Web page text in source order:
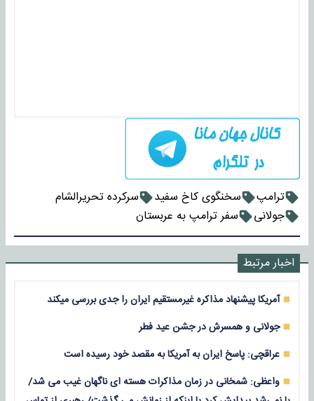
ترامپ سخنگوی کاخ سفید
سرکرده تحریرالشام
جولانی
سفر ترامپ به عربستان
اخبار مرتبط
آمریکا پیشنهاد مذاکره غیرمستقیم ایران را جدی بررسی میکند
جولانی و همسرش در جشن عید فطر
عراقچی: پاسخ ایران به آمریکا به مقصد خود رسیده است
واعظی: شمخانی در زمان مذاکرات هسته ای ناگهان غیب می شد/